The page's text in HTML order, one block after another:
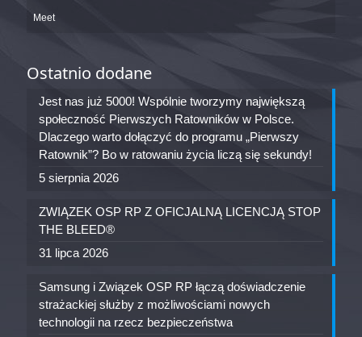
Meet
Ostatnio dodane
Jest nas już 5000! Wspólnie tworzymy największą
społeczność Pierwszych Ratowników w Polsce.
Dlaczego warto dołączyć do programu „Pierwszy
Ratownik”? Bo w ratowaniu życia liczą się sekundy!
5 sierpnia 2026
ZWIĄZEK OSP RP Z OFICJALNĄ LICENCJĄ STOP
THE BLEED®
31 lipca 2026
Samsung i Związek OSP RP łączą doświadczenie
strażackiej służby z możliwościami nowych
technologii na rzecz bezpieczeństwa